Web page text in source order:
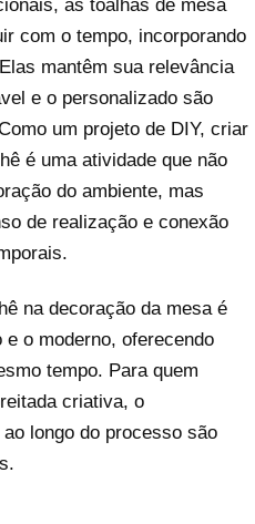
as toalhas de mesa
com o tempo, incorporando
mantêm sua relevância
e o personalizado são
um projeto de DIY, criar
é uma atividade que não
do ambiente, mas
de realização e conexão
na decoração da mesa é
o moderno, oferecendo
tempo. Para quem
criativa, o
longo do processo são